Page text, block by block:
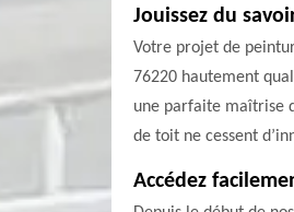
Jouissez du
Votre projet de
76220 hautement
une parfaite maîtrise
de toit ne cessent
Accédez